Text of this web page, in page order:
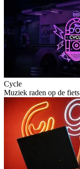
Cycle
Muziek raden op de fiets